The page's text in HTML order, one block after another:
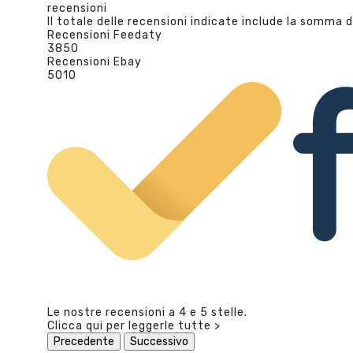
recensioni
Il totale delle recensioni indicate include la somma
Recensioni Feedaty
3850
Recensioni Ebay
5010
Le nostre recensioni a 4 e 5 stelle.
Clicca qui per leggerle tutte >
Precedente
Successivo